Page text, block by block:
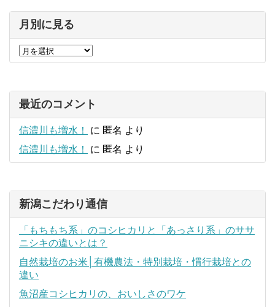
月別に見る
最近のコメント
信濃川も増水！ に 匿名 より
信濃川も増水！
に 匿名 より
新潟こだわり通信
「もちもち系」のコシヒカリと「あっさり系」のササ
ニシキの違いとは？
自然栽培のお米│有機農法・特別栽培・慣行栽培との
違い
魚沼産コシヒカリの、おいしさのワケ